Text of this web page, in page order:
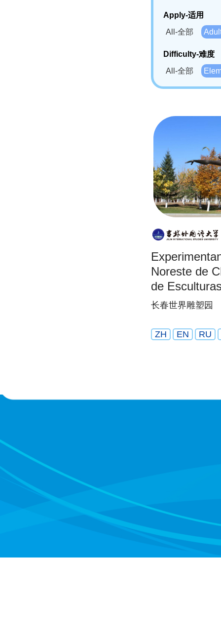
Apply-适用
All-全部
Difficulty-难度
All-全部
Noreste de
de
长春世界雕塑园
ZH EN RU